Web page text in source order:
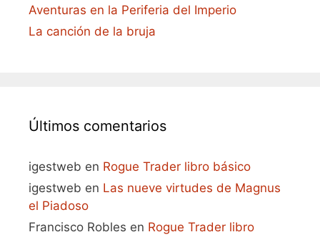
Aventuras en la Periferia del Imperio
La canción de la bruja
Últimos comentarios
igestweb en Rogue Trader libro básico
igestweb en Las nueve virtudes de Magnus
el Piadoso
Francisco Robles en Rogue Trader libro